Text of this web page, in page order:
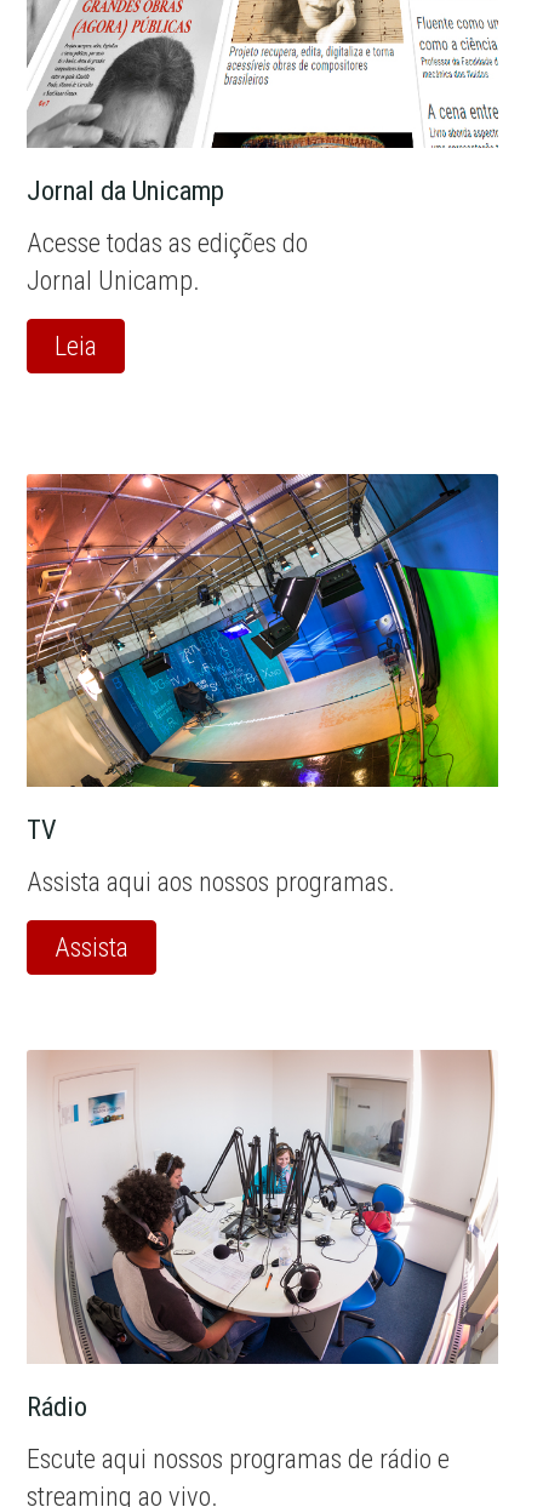
Jornal da Unicamp
Acesse todas as edições do
Jornal Unicamp.
Leia
TV
Assista aqui aos nossos programas.
Assista
Rádio
Escute aqui nossos programas de rádio e
streaming ao vivo.